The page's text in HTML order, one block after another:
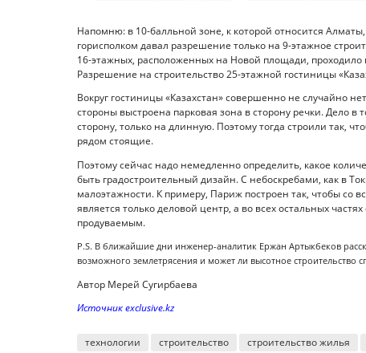
Напомню: в 10-балльной зоне, к которой относится
горисполком давал разрешение только на 9-этажное
16-этажных, расположенных на Новой площади,
Разрешение на строительство 25-этажной гостиницы
Вокруг гостиницы «Казахстан» совершенно не случайно
стороны выстроена парковая зона в сторону речки. Дело в
сторону, только на длинную. Поэтому тогда строили так,
рядом стоящие.
Поэтому сейчас надо немедленно определить, какое
быть градостроительный дизайн. С небоскребами, как в
малоэтажности. К примеру, Париж построен так, чтобы
является только деловой центр, а во всех остальных
продуваемым.
P.S. В ближайшие дни инженер-аналитик Ержан Артыкбеков
возможного землетрясения и может ли высотное
Автор Мерей Сугирбаева
Источник exclusive.kz
технологии строительство строительство жилья